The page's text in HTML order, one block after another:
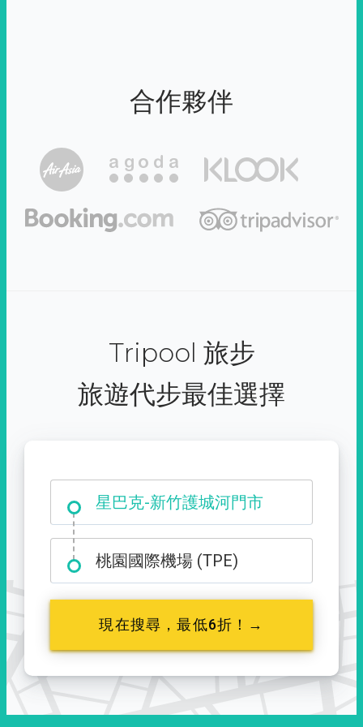
合作夥伴
Tripool 旅步
旅遊代步最佳選擇
大霸尖山登山口
桃園國際機場 (TPE)
現在搜尋，最低6折！→